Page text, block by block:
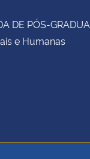
DE PÓS-
e Humanas